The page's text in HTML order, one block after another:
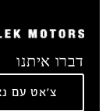
דברו איתנו
צ'אט עם